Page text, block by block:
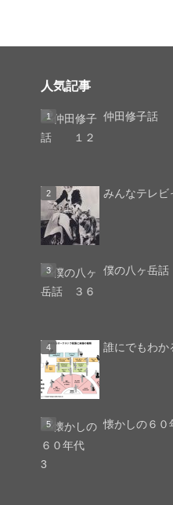
人気記事
仲田修子話
みんなテ
僕の八ヶ岳
誰にでもわか
懐かしの６